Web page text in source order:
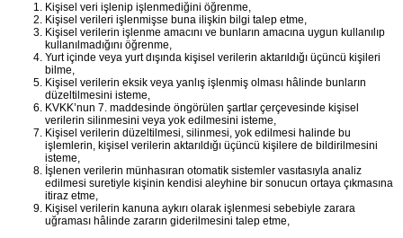
Kişisel veri işlenip işlenmediğini öğrenme,
Kişisel verileri işlenmişse buna ilişkin bilgi talep etme,
Kişisel verilerin işlenme amacını ve bunların amacına uygun kullanılıp
kullanılmadığını öğrenme,
Yurt içinde veya yurt dışında kişisel verilerin aktarıldığı üçüncü kişileri
bilme,
Kişisel verilerin eksik veya yanlış işlenmiş olması hâlinde bunların
düzeltilmesini isteme,
KVKK’nun 7. maddesinde öngörülen şartlar çerçevesinde kişisel
verilerin silinmesini veya yok edilmesini isteme,
Kişisel verilerin düzeltilmesi, silinmesi, yok edilmesi halinde bu
işlemlerin, kişisel verilerin aktarıldığı üçüncü kişilere de bildirilmesini
isteme,
İşlenen verilerin münhasıran otomatik sistemler vasıtasıyla analiz
edilmesi suretiyle kişinin kendisi aleyhine bir sonucun ortaya çıkmasına
itiraz etme,
Kişisel verilerin kanuna aykırı olarak işlenmesi sebebiyle zarara
uğraması hâlinde zararın giderilmesini talep etme,